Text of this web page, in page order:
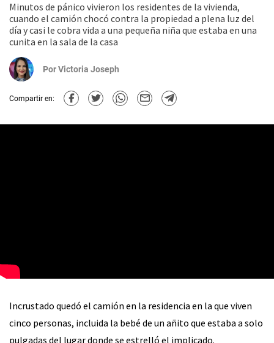
Minutos de pánico vivieron los residentes de la vivienda,
cuando el camión chocó contra la propiedad a plena luz del
día y casi le cobra vida a una pequeña niña que estaba en una
cunita en la sala de la casa
PorVictoria Joseph
Compartir en:
Incrustado quedó el camión en la residencia en la que viven
cinco personas, incluida la bebé de un añito que estaba a solo
pulgadas del lugar donde se estrelló el implicado.